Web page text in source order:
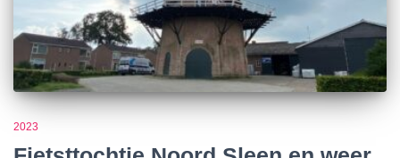
2023